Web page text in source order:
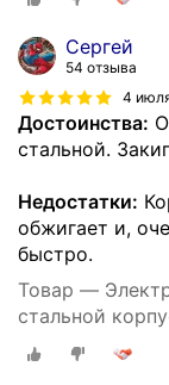
Сергей
54 отзыва
4
Достоинства:
стальной.
Недостатки:
обжигает и,
быстро.
Товар —
стальной